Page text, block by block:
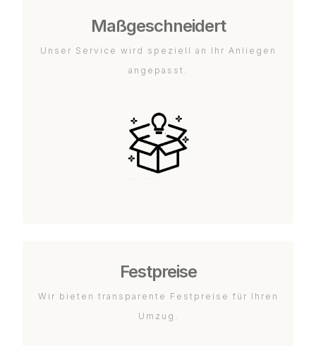
Maßgeschneidert
Unser Service wird speziell an Ihr Anliegen
angepasst.
Festpreise
Wir bieten transparente Festpreise für Ihren
Umzug.